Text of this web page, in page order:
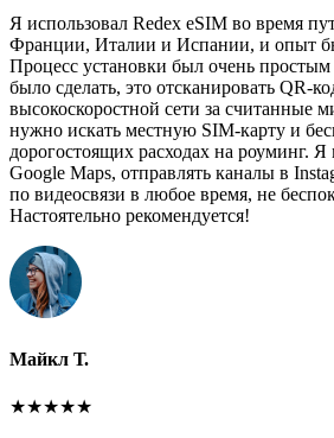
Я использовал Redex eSIM во время
Франции, Италии и Испании, и опыт
Процесс установки был очень
было сделать, это отсканировать QR-
высокоскоростной сети за считанные
нужно искать местную SIM-карту и
дорогостоящих расходах на роуминг. Я
Google Maps, отправлять каналы в
по видеосвязи в любое время, не
Настоятельно рекомендуется!
Майкл Т.
★★★★★